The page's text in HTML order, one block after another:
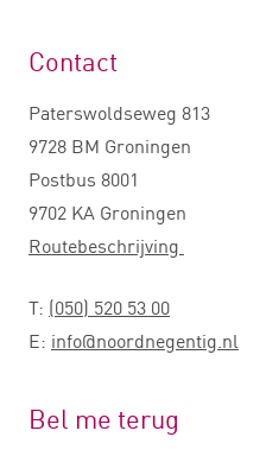
Contact
Paterswoldseweg 813
9728 BM Groningen
Postbus 8001
9702 KA Groningen
Routebeschrijving
T: (050) 520 53 00
E: info@noordnegentig.nl
Bel me terug